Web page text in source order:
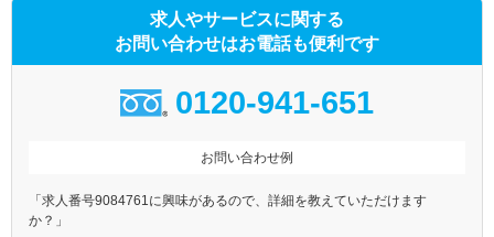
求人やサービスに関する
お問い合わせはお電話も便利です
0120-941-651
お問い合わせ例
「求人番号9084761に興味があるので、詳細を教えていただけます
か？」